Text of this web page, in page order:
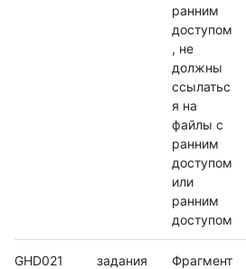
ранним
доступом
, не
должны
ссылатьс
я на
файлы с
ранним
доступом
или
ранним
доступом
GHD021
задания
Фрагмент